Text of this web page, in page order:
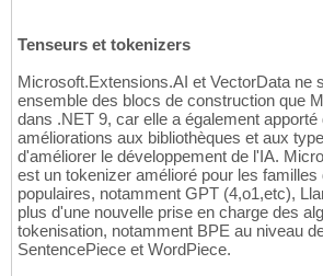
Tenseurs et tokenizers
Microsoft.Extensions.AI et VectorData ne
ensemble des blocs de construction que
dans .NET 9, car elle a également apporté
améliorations aux bibliothèques et aux
d'améliorer le développement de l'IA.
est un tokenizer amélioré pour les
populaires, notamment GPT (4,o1,etc),
plus d'une nouvelle prise en charge des
tokenisation, notamment BPE au niveau
SentencePiece et WordPiece.